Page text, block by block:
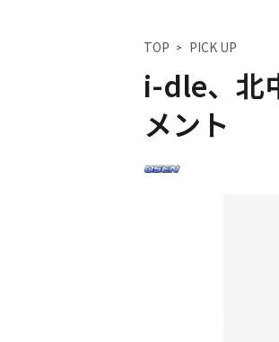
TOP PICK UP
i-dle、北
メント